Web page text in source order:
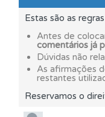
Questões
Perfil Consulte as
Testes
Estas são as
Antes de
comentários já
Dúvidas não
As afirmações
restantes
Reservamos o